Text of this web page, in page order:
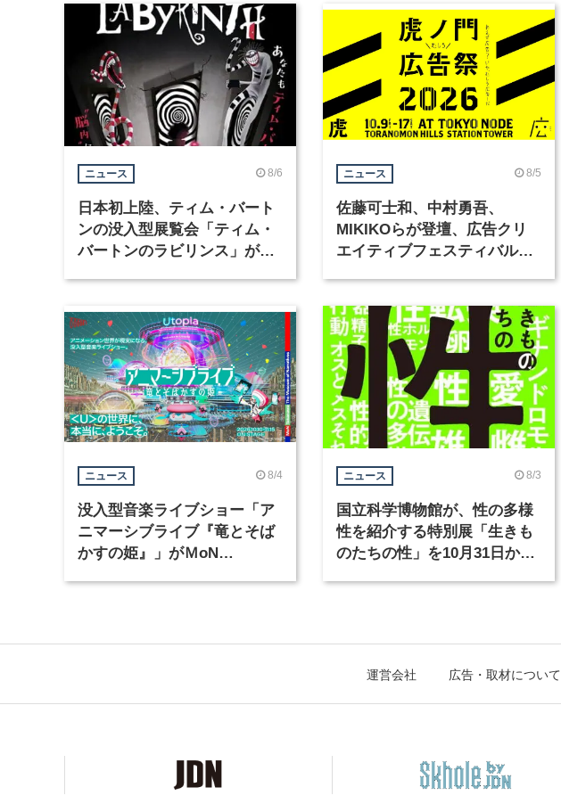
ニュース 8/6
日本初上陸、ティム・バート
ンの没入型展覧会「ティム・
バートンのラビリンス」が東
ニュース 8/5
佐藤可士和、中村勇吾、
MIKIKOらが登壇、広告クリ
エイティブフェスティバル
ニュース 8/4
没入型音楽ライブショー「ア
ニマーシブライブ『竜とそば
かすの姫』」がＭoN
ニュース 8/3
国立科学博物館が、性の多様
性を紹介する特別展「生きも
のたちの性」を10月31日から
運営会社 広告・取材について